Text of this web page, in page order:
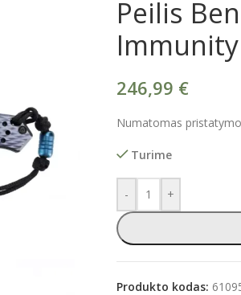
Peilis
Immunity
246,99 €
Numatomas
Turime
- +
Produkto kodas: